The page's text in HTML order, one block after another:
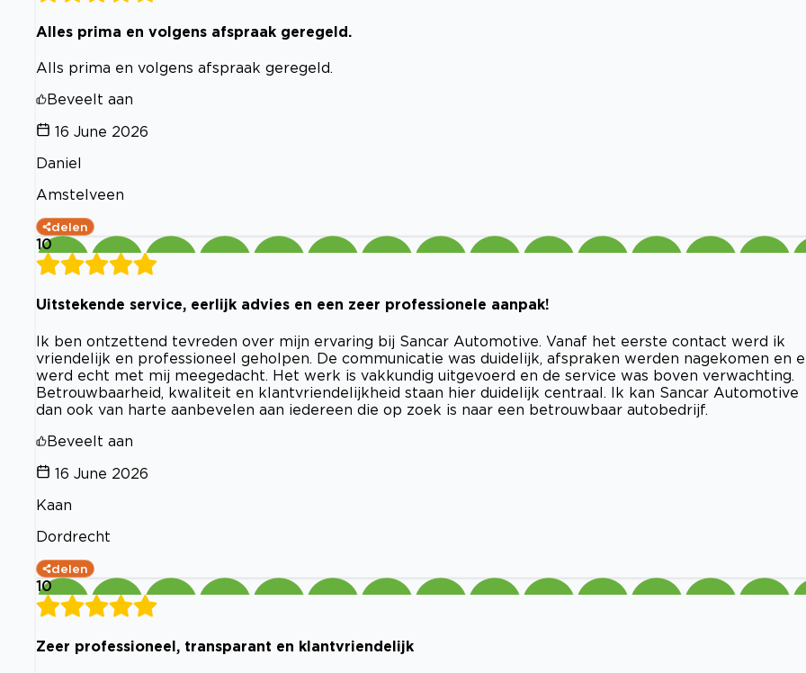
Alles prima en volgens afspraak geregeld.
Alls prima en volgens afspraak geregeld.
Beveelt aan
16 June 2026
Daniel
Amstelveen
delen
10
Uitstekende service, eerlijk advies en een zeer professionele aanpak!
Ik ben ontzettend tevreden over mijn ervaring bij Sancar Automotive. Vanaf het eerste contact werd ik
vriendelijk en professioneel geholpen. De communicatie was duidelijk, afspraken werden nagekomen en
werd echt met mij meegedacht. Het werk is vakkundig uitgevoerd en de service was boven verwachting.
Betrouwbaarheid, kwaliteit en klantvriendelijkheid staan hier duidelijk centraal. Ik kan Sancar Automotive
dan ook van harte aanbevelen aan iedereen die op zoek is naar een betrouwbaar autobedrijf.
Beveelt aan
16 June 2026
Kaan
Dordrecht
delen
10
Zeer professioneel, transparant en klantvriendelijk